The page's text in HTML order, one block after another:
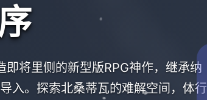
将里侧的新型版RPG神作，继承纳
入。探索北桑蒂瓦的难解空间，体行